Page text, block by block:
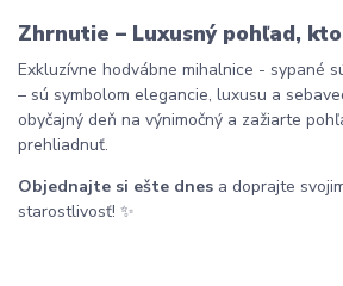
Zhrnutie – Luxusný pohľad,
Exkluzívne hodvábne mihalnice - sypané
– sú symbolom elegancie, luxusu a
obyčajný deň na výnimočný a zažiarte
prehliadnuť.
Objednajte si ešte dnes a doprajte
starostlivosť! ✨